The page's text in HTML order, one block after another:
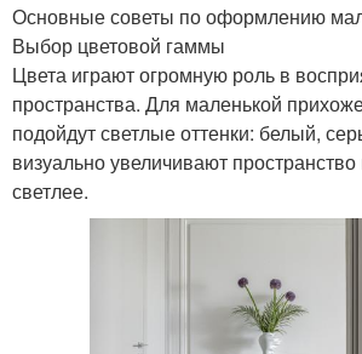
Основные советы по оформлению
Выбор цветовой гаммы
Цвета играют огромную роль в
пространства. Для маленькой
подойдут светлые оттенки: белый,
визуально увеличивают
светлее.